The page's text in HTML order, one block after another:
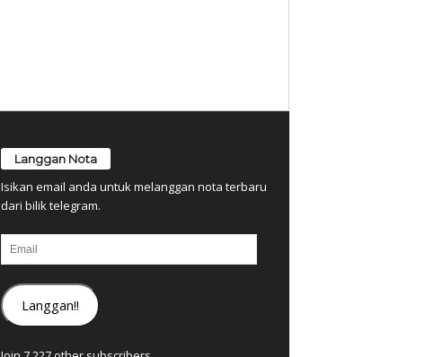
Langgan Nota
Isikan email anda untuk melanggan nota terbaru
dari bilik telegram.
Email
Langgan!!